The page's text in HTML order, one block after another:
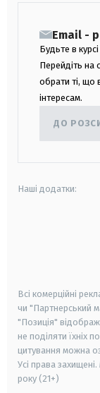
Email -
Будьте в
Перейдіть на
обрати ті, що
інтересам.
ДО
Наші додатки:
Всі комерційні
чи "Партнерський
"Позиція"
не поділяти їхніх
цитування можна
Усі права захищені.
року (21+)